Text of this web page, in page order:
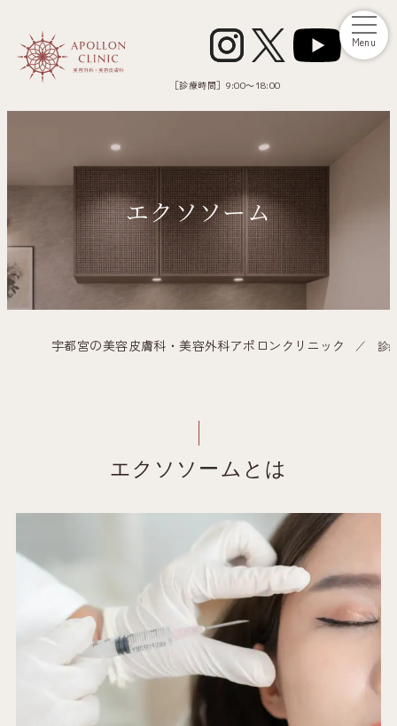
［診療時間］ 9:00～18:00
Menu
エクソソーム
宇都宮の美容皮膚科・美容外科アポロンクリニック 診
エクソソームとは